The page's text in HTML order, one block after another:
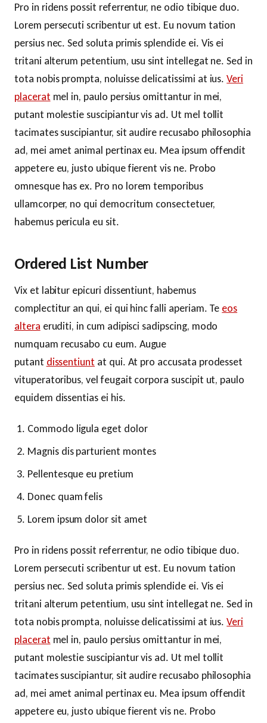
Pro in ridens possit referrentur, ne odio tibique duo.
Lorem persecuti scribentur ut est. Eu novum tation
persius nec. Sed soluta primis splendide ei. Vis ei
tritani alterum petentium, usu sint intellegat ne. Sed in
tota nobis prompta, noluisse delicatissimi at ius.Veri
placerat mel in, paulo persius omittantur in mei,
putant molestie suscipiantur vis ad. Ut mel tollit
tacimates suscipiantur, sit audire recusabo philosophia
ad, mei amet animal pertinax eu. Mea ipsum offendit
appetere eu, justo ubique fierent vis ne. Probo
omnesque has ex. Pro no lorem temporibus
ullamcorper, no qui democritum consectetuer,
habemus pericula eu sit.
Ordered List Number
Vix et labitur epicuri dissentiunt, habemus
complectitur an qui, ei qui hinc falli aperiam. Te eos
altera eruditi, in cum adipisci sadipscing, modo
numquam recusabo cu eum. Augue
putant dissentiunt at qui. At pro accusata prodesset
vituperatoribus, vel feugait corpora suscipit ut, paulo
equidem dissentias ei his.
Commodo ligula eget dolor
Magnis dis parturient montes
Pellentesque eu pretium
Donec quam felis
Lorem ipsum dolor sit amet
Pro in ridens possit referrentur, ne odio tibique duo.
Lorem persecuti scribentur ut est. Eu novum tation
persius nec. Sed soluta primis splendide ei. Vis ei
tritani alterum petentium, usu sint intellegat ne. Sed in
tota nobis prompta, noluisse delicatissimi at ius.Veri
placerat mel in, paulo persius omittantur in mei,
putant molestie suscipiantur vis ad. Ut mel tollit
tacimates suscipiantur, sit audire recusabo philosophia
ad, mei amet animal pertinax eu. Mea ipsum offendit
appetere eu, justo ubique fierent vis ne. Probo